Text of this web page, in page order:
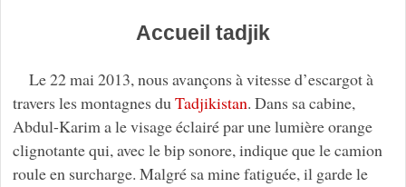
Accueil tadjik
Le 22 mai 2013, nous avançons à vitesse d’escargot à
travers les montagnes duTadjikistan. Dans sa cabine,
Abdul-Karim a le visage éclairé par une lumière orange
clignotante qui, avec le bip sonore, indique que le camion
roule en surcharge. Malgré sa mine fatiguée, il garde le